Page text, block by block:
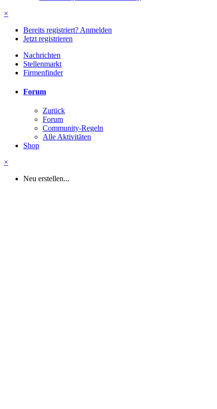
×
Bereits registriert? Anmelden
Jetzt registrieren
Nachrichten
Stellenmarkt
Firmenfinder
Forum
Zurück
Forum
Community-Regeln
Alle Aktivitäten
Shop
×
Neu erstellen...